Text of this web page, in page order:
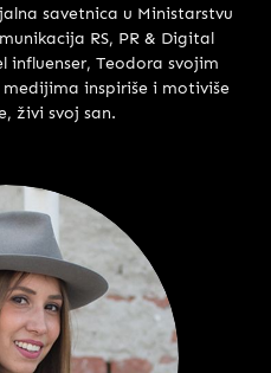
savetnica u Ministarstvu
RS, PR & Digital
influenser, Teodora svojim
inspiriše i motiviše
živi svoj san.